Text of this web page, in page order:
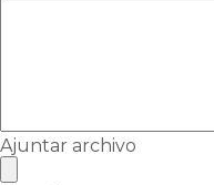
Ajuntar archivo